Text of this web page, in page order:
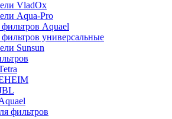
VladOx
Aqua-Pro
Aquael
универсальные
Sunsun
фильтров